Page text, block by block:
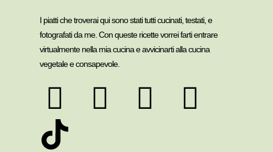
I piatti che troverai qui sono stati tutti cucinati, testati, e
fotografati da me. Con queste ricette vorrei farti entrare
virtualmente nella mia cucina e avvicinarti alla cucina
vegetale e consapevole.